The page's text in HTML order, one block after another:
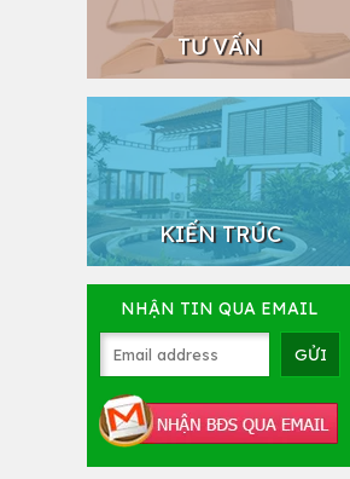
TƯ VẤN
KIẾN TRÚC
NHẬN TIN QUA EMAIL